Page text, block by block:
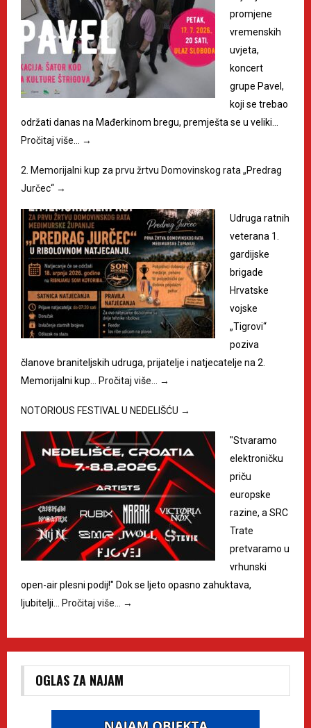
promjene
vremenskih
uvjeta,
koncert
grupe Pavel,
koji se trebao
održati danas na Mađerkinom bregu, premješta se u veliki…
Pročitaj više…
→
2. Memorijalni kup za prvu žrtvu Domovinskog rata „Predrag
Jurčec“ →
Udruga ratnih
veterana 1.
gardijske
brigade
Hrvatske
vojske
„Tigrovi“
poziva
članove braniteljskih udruga, prijatelje i natjecatelje na 2.
Memorijalni kup…
Pročitaj više… →
NOTORIOUS FESTIVAL U NEDELIŠĆU →
"Stvaramo
elektroničku
priču
europske
razine, a SRC
Trate
pretvaramo u
vrhunski
open-air plesni podij!" Dok se ljeto opasno zahuktava,
ljubitelji…
Pročitaj više… →
OGLAS ZA NAJAM